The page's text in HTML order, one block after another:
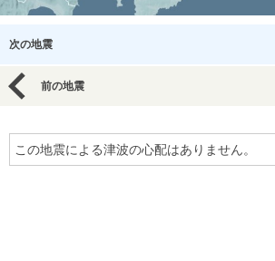
次の地震
前の地震
この地震による津波の心配はありません。